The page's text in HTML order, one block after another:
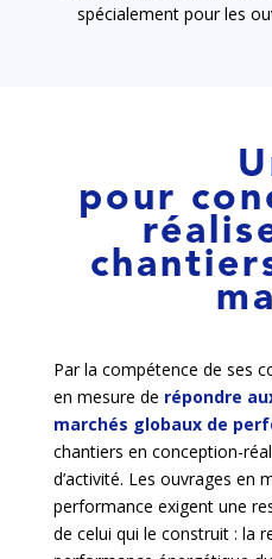
spécialement pour les
pour
Par la compétence de ses
en mesure de répondre
marchés globaux de
chantiers en conception-
d’activité. Les ouvrages en
performance exigent une
de celui qui le construit : la